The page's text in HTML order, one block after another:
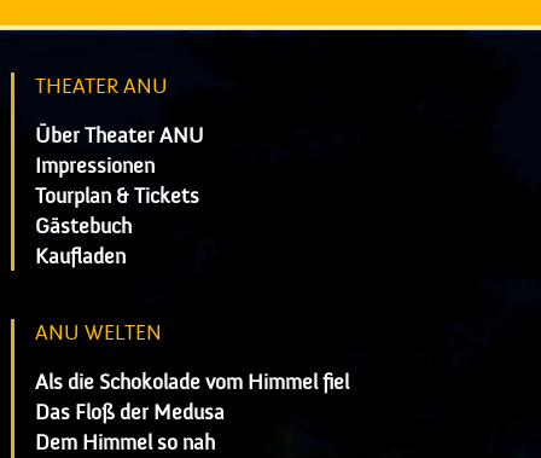
THEATER ANU
Über Theater ANU
Impressionen
Tourplan & Tickets
Gästebuch
Kaufladen
ANU WELTEN
Als die Schokolade vom Himmel fiel
Das Floß der Medusa
Dem Himmel so nah